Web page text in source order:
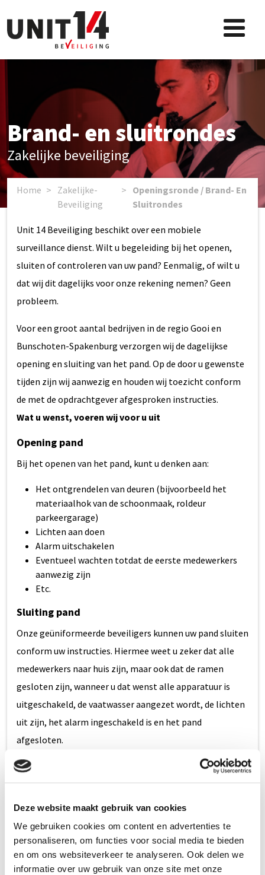
Deze website maakt gebruik van cookies
We gebruiken cookies om content en advertenties te
personaliseren, om functies voor social media te bieden
en om ons websiteverkeer te analyseren. Ook delen we
informatie over uw gebruik van onze site met onze
Brand- en sluitrondes
Zakelijke beveiliging
Home > Zakelijke-
Beveiliging
> Openingsronde / Brand- En
Sluitrondes
Unit 14 Beveiliging beschikt over een mobiele
surveillance dienst. Wilt u begeleiding bij het openen,
sluiten of controleren van uw pand? Eenmalig, of wilt u
dat wij dit dagelijks voor onze rekening nemen? Geen
probleem.
Voor een groot aantal bedrijven in de regio Gooi en
Bunschoten-Spakenburg verzorgen wij de dagelijkse
opening en sluiting van het pand. Op de door u gewenste
tijden zijn wij aanwezig en houden wij toezicht conform
de met de opdrachtgever afgesproken instructies.
Wat u wenst, voeren wij voor u uit
Opening pand
Bij het openen van het pand, kunt u denken aan:
Het ontgrendelen van deuren (bijvoorbeeld het
materiaalhok van de schoonmaak, roldeur
parkeergarage)
Lichten aan doen
Alarm uitschakelen
Eventueel wachten totdat de eerste medewerkers
aanwezig zijn
Etc.
Sluiting pand
Onze geüniformeerde beveiligers kunnen uw pand sluiten
conform uw instructies. Hiermee weet u zeker dat alle
medewerkers naar huis zijn, maar ook dat de ramen
gesloten zijn, wanneer u dat wenst alle apparatuur is
uitgeschakeld, de vaatwasser aangezet wordt, de lichten
uit zijn, het alarm ingeschakeld is en het pand
afgesloten.
Meer informatie?
Bunschoten-Spakenburg
033 43 259 64
Hilversum
035 20 030 03